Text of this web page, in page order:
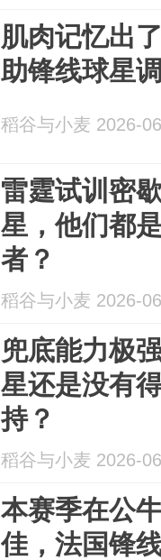
肌肉记忆出
助锋线球星
稻谷与小麦 2026-
雷霆试训密
星，他们都
者？
稻谷与小麦 2026-
兜底能力极
星还是没有
持？
稻谷与小麦 2026-
本赛季在公
佳，法国锋